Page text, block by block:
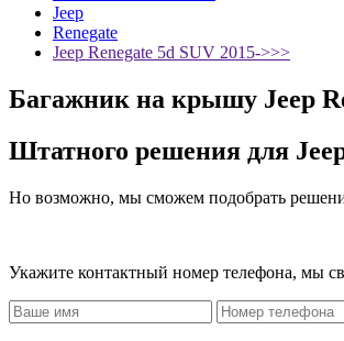
Jeep
Renegate
Jeep Renegate 5d SUV 2015->>>
Багажник на крышу Jeep
Штатного решения для
Но возможно, мы сможем подобрать
Укажите контактный номер телефона, мы